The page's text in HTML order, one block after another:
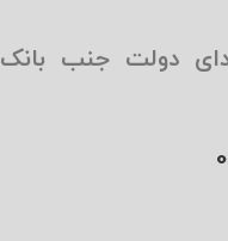
دولت جنب بانک